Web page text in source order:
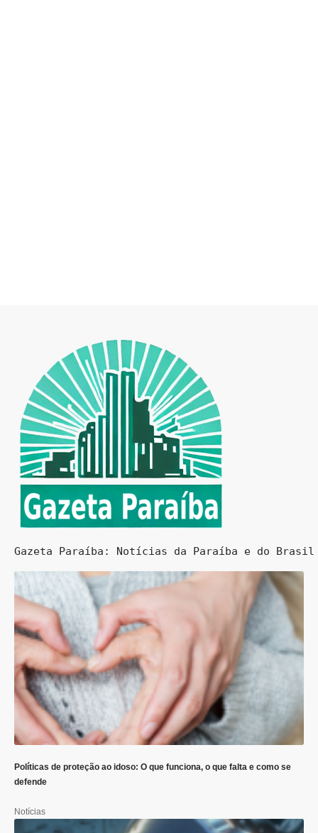
Gazeta Paraíba: Notícias da Paraíba e do
Políticas de proteção ao idoso: O que funciona, o que falta e como se
defende
Notícias